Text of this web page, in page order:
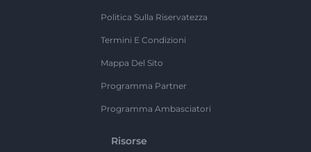
Politica Sulla Riservatezza
Termini E Condizioni
Mappa Del Sito
Programma Partner
Programma Ambasciatori
Risorse